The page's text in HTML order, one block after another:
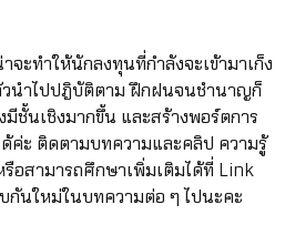
ะทำให้นักลงทุนที่กำลังจะเข้ามาเก็ง
วนำไปปฎิบัติตาม ฝึกฝนจนชำนาญก็
มีชั้นเชิงมากขึ้น และสร้างพอร์ตการ
ค่ะ ติดตามบทความและคลิป ความรู้
อสามารถศึกษาเพิ่มเติมได้ที่ Link
กันใหม่ในบทความต่อ ๆ ไปนะคะ